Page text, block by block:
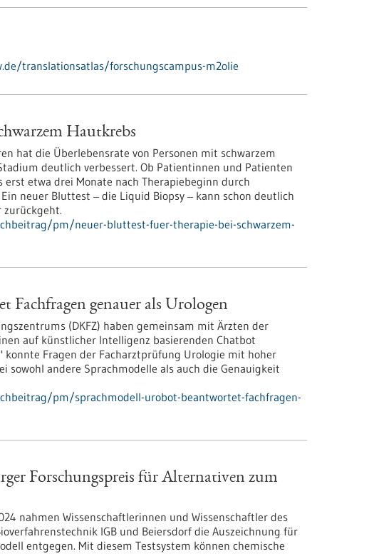
translationsatlas/forschungscampus-m2olie
Hautkrebs
hat die Überlebensrate von Personen mit schwarzem
deutlich verbessert. Ob Patientinnen und Patienten
etwa drei Monate nach Therapiebeginn durch
neuer Bluttest ‒ die Liquid Biopsy ‒ kann schon deutlich
zurückgeht.
pm/neuer-bluttest-fuer-therapie-bei-schwarzem-
Fachfragen genauer als Urologen
(DKFZ) haben gemeinsam mit Ärzten der
auf künstlicher Intelligenz basierenden Chatbot
Fragen der Facharztprüfung Urologie mit hoher
andere Sprachmodelle als auch die Genauigkeit
pm/sprachmodell-urobot-beantwortet-fachfragen-
Forschungspreis für Alternativen zum
nahmen Wissenschaftlerinnen und Wissenschaftler des
IGB und Beiersdorf die Auszeichnung für
entgegen. Mit diesem Testsystem können chemische